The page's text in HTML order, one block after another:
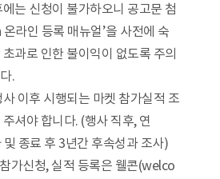
는 신청이 불가하오니 공고문 첨
라인 등록 매뉴얼’을 사전에 숙
과로 인한 불이익이 없도록 주의
.
이후 시행되는 마켓 참가실적 조
셔야 합니다. (행사 직후, 연
종료 후 3년간 후속성과 조사)
가신청, 실적 등록은 웰콘(welco